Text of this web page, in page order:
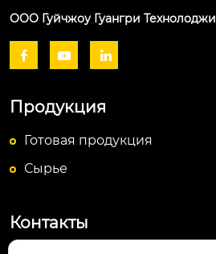
ООО Гуйчжоу Гуангри Технолоджи
  
Продукция
Готовая продукция
Сырье
Контакты